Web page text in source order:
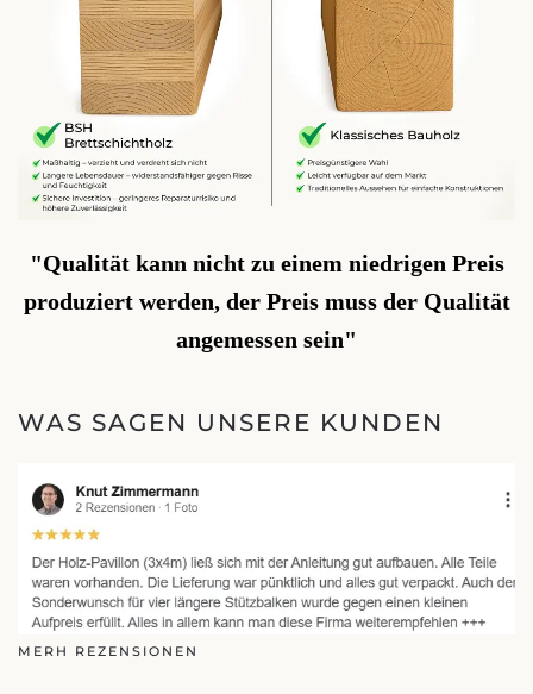
"Qualität kann nicht zu einem niedrigen Preis
produziert werden, der Preis muss der Qualität
angemessen sein"
WAS SAGEN UNSERE KUNDEN
MERH REZENSIONEN